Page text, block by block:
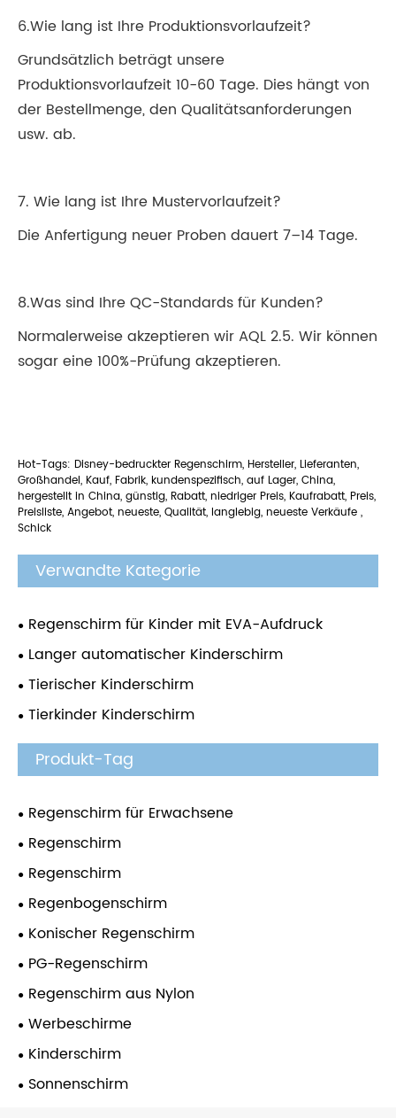
6.Wie lang ist Ihre Produktionsvorlaufzeit?
Grundsätzlich beträgt unsere
Produktionsvorlaufzeit 10-60 Tage. Dies hängt von
der Bestellmenge, den Qualitätsanforderungen
usw. ab.
7. Wie lang ist Ihre Mustervorlaufzeit?
Die Anfertigung neuer Proben dauert 7–14 Tage.
8.Was sind Ihre QC-Standards für Kunden?
Normalerweise akzeptieren wir AQL 2.5. Wir können
sogar eine 100%-Prüfung akzeptieren.
Hot-Tags: Disney-bedruckter Regenschirm, Hersteller, Lieferanten,
Großhandel, Kauf, Fabrik, kundenspezifisch, auf Lager, China,
hergestellt in China, günstig, Rabatt, niedriger Preis, Kaufrabatt, Preis,
Preisliste, Angebot, neueste, Qualität, langlebig, neueste Verkäufe ,
Schick
Verwandte Kategorie
Regenschirm für Kinder mit EVA-Aufdruck
Langer automatischer Kinderschirm
Tierischer Kinderschirm
Tierkinder Kinderschirm
Produkt-Tag
Regenschirm für Erwachsene
Regenschirm
Regenschirm
Regenbogenschirm
Konischer Regenschirm
PG-Regenschirm
Regenschirm aus Nylon
Werbeschirme
Kinderschirm
Sonnenschirm